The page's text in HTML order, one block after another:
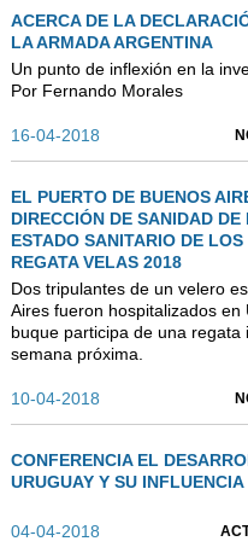
ACERCA DE LA
LA ARMADA ARGENTINA
Un punto de inflexión en la
Por Fernando Morales
16-04-2018
EL PUERTO DE BUENOS
DIRECCIÓN DE SANIDAD
ESTADO SANITARIO DE
REGATA VELAS 2018
Dos tripulantes de un velero
Aires fueron hospitalizados
buque participa de una
semana próxima.
10-04-2018
CONFERENCIA EL
URUGUAY Y SU
04-04-2018